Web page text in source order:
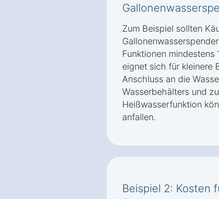
Zum Beispiel sollten
Funktionen
eignet sich für kleinere
Anschluss an die
Wasserbehälters und
Heißwasserfunktion
anfallen.
Beispiel 2: Kosten